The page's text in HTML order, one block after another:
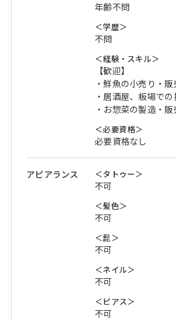
年齢不問
＜学歴＞
不問
＜経験・スキル＞
【歓迎】
・鮮魚の小売り・販
・居酒屋、板場で
・お惣菜の製造・販
＜必要資格＞
必要資格なし
アピアランス ＜タトゥー＞
不可
＜髪色＞
不可
＜髭＞
不可
＜ネイル＞
不可
＜ピアス＞
不可